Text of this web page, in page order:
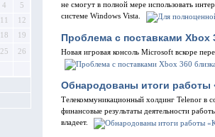
4
5
11
12
18 19
25 26
не смогут в полной мере использовать
системе Windows Vista.
Проблема с поставками Xbox
Новая игровая консоль Microsoft вскоре
Обнародованы итоги работы
Телекоммуникационный холдинг Telenor в
финансовые результаты деятельности
владеет.